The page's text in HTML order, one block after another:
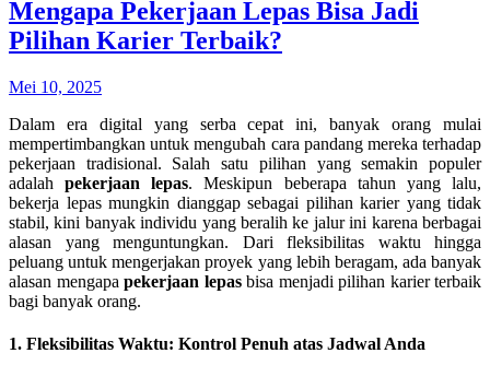
Mengapa Pekerjaan Lepas Bisa Jadi
Pilihan Karier Terbaik?
Mei 10, 2025
Dalam era digital yang serba cepat ini, banyak orang mulai
mempertimbangkan untuk mengubah cara pandang mereka terhadap
pekerjaan tradisional. Salah satu pilihan yang semakin populer
adalahpekerjaan lepas. Meskipun beberapa tahun yang lalu,
bekerja lepas mungkin dianggap sebagai pilihan karier yang tidak
stabil, kini banyak individu yang beralih ke jalur ini karena berbagai
alasan yang menguntungkan. Dari fleksibilitas waktu hingga
peluang untuk mengerjakan proyek yang lebih beragam, ada banyak
alasan mengapa pekerjaan lepasbisa menjadi pilihan karier terbaik
bagi banyak orang.
1. Fleksibilitas Waktu: Kontrol Penuh atas Jadwal Anda